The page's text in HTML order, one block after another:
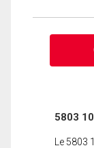
5803
Le 5803